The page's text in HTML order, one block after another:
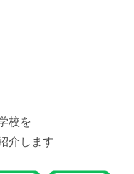
校を
介します